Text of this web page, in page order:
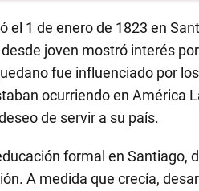
el 1 de enero de 1823 en
joven mostró interés
fue influenciado por
ocurriendo en América
de servir a su país.
formal en Santiago,
A medida que crecía,